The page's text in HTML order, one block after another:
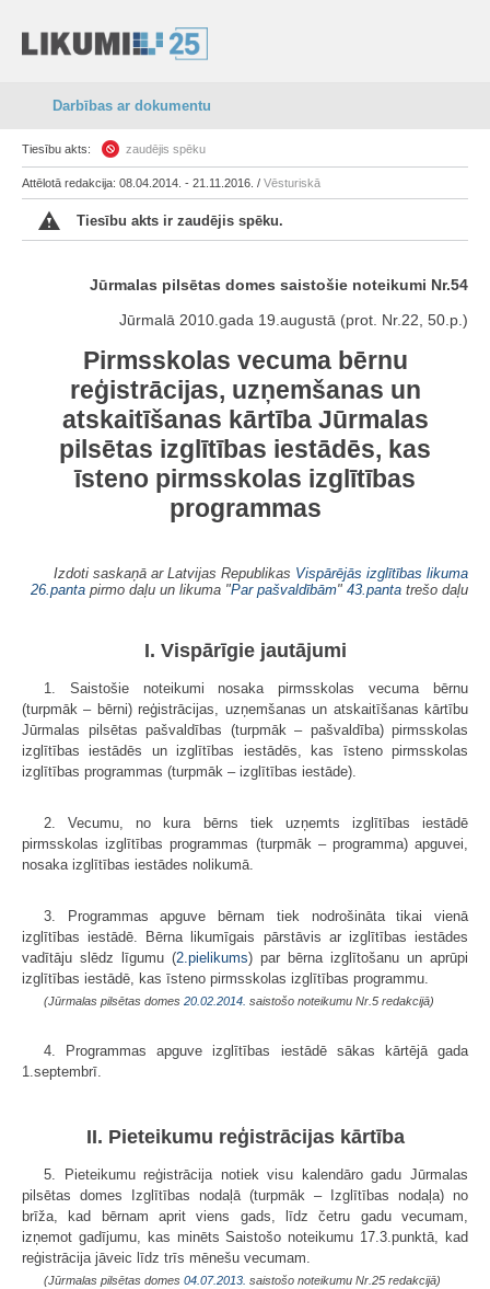
Darbības ar dokumentu
Tiesību akts: zaudējis spēku
Attēlotā redakcija: 08.04.2014. - 21.11.2016. / Vēsturiskā
Tiesību akts ir zaudējis spēku.
Jūrmalas pilsētas domes saistošie noteikumi Nr.54
Jūrmalā 2010.gada 19.augustā (prot. Nr.22, 50.p.)
Pirmsskolas vecuma bērnu
reģistrācijas, uzņemšanas un
atskaitīšanas kārtība Jūrmalas
pilsētas izglītības iestādēs, kas
īsteno pirmsskolas izglītības
programmas
Izdoti saskaņā ar Latvijas Republikas Vispārējās izglītības likuma
26.panta pirmo daļu un likuma "Par pašvaldībām" 43.panta trešo daļu
I. Vispārīgie jautājumi
1. Saistošie noteikumi nosaka pirmsskolas vecuma bērnu
(turpmāk – bērni) reģistrācijas, uzņemšanas un atskaitīšanas kārtību
Jūrmalas pilsētas pašvaldības (turpmāk – pašvaldība) pirmsskolas
izglītības iestādēs un izglītības iestādēs, kas īsteno pirmsskolas
izglītības programmas (turpmāk – izglītības iestāde).
2. Vecumu, no kura bērns tiek uzņemts izglītības iestādē
pirmsskolas izglītības programmas (turpmāk – programma) apguvei,
nosaka izglītības iestādes nolikumā.
3. Programmas apguve bērnam tiek nodrošināta tikai vienā
izglītības iestādē. Bērna likumīgais pārstāvis ar izglītības iestādes
vadītāju slēdz līgumu (2.pielikums) par bērna izglītošanu un aprūpi
izglītības iestādē, kas īsteno pirmsskolas izglītības programmu.
(Jūrmalas pilsētas domes 20.02.2014. saistošo noteikumu Nr.5 redakcijā)
4. Programmas apguve izglītības iestādē sākas kārtējā gada
1.septembrī.
II. Pieteikumu reģistrācijas kārtība
5. Pieteikumu reģistrācija notiek visu kalendāro gadu Jūrmalas
pilsētas domes Izglītības nodaļā (turpmāk – Izglītības nodaļa) no
brīža, kad bērnam aprit viens gads, līdz četru gadu vecumam,
izņemot gadījumu, kas minēts Saistošo noteikumu 17.3.punktā, kad
reģistrācija jāveic līdz trīs mēnešu vecumam.
(Jūrmalas pilsētas domes 04.07.2013. saistošo noteikumu Nr.25 redakcijā)